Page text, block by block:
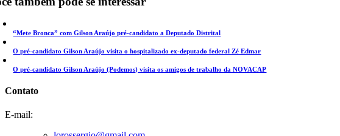
“Mete Bronca” com Gilson Araújo pré-candidato a Deputado Distrital
O pré-candidato Gilson Araújo visita o hospitalizado ex-deputado federal Zé Edmar
O pré-candidato Gilson Araújo (Podemos) visita os amigos de trabalho da NOVACAP
Contato
E-mail: